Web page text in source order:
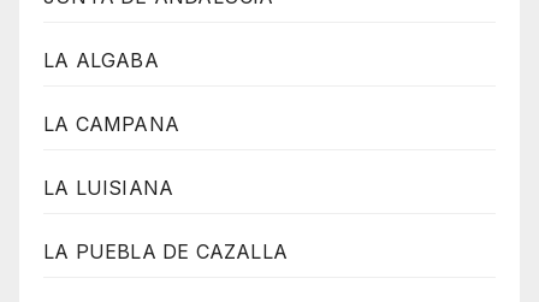
LA ALGABA
LA CAMPANA
LA LUISIANA
LA PUEBLA DE CAZALLA